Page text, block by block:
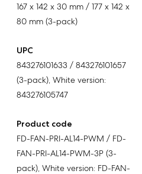
167 x 142 x 30 mm / 177 x 142 x
80 mm (3-pack)
UPC
843276101633 / 843276101657
(3-pack), White version:
843276105747
Product code
FD-FAN-PRI-AL14-PWM / FD-
FAN-PRI-AL14-PWM-3P (3-
pack), White version: FD-FAN-